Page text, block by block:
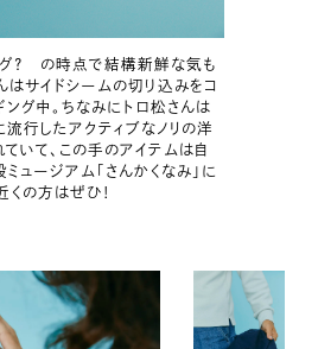
グ？ の時点で結構新鮮な気も
はサイドシームの切り込みをコ
ング中。ちなみにトロ松さんは
行したアクティブなノリの洋
いて、この手のアイテムは自
ュージアム「さんかくなみ」に
くの方はぜひ！